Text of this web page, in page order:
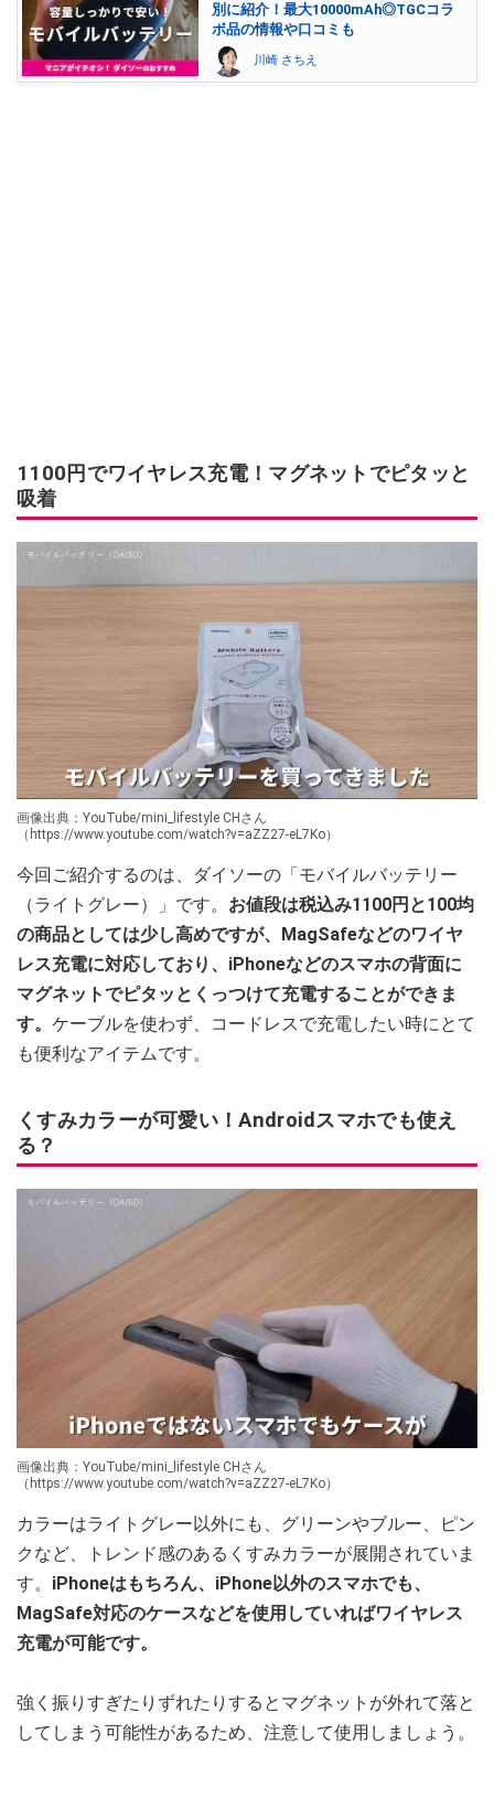
別に紹介！最大10000mAh◎TGCコラ
ボ品の情報や口コミも
川崎 さちえ
1100円でワイヤレス充電！マグネットでピタッと
吸着
画像出典：YouTube/mini_lifestyle CHさん
（https://www.youtube.com/watch?v=aZZ27-eL7Ko）
今回ご紹介するのは、ダイソーの「モバイルバッテリー
（ライトグレー）」です。 お値段は税込み1100円と100均
の商品としては少し高めですが、MagSafeなどのワイヤ
レス充電に対応しており、iPhoneなどのスマホの背面に
マグネットでピタッとくっつけて充電することができま
す。 ケーブルを使わず、コードレスで充電したい時にとて
も便利なアイテムです。
くすみカラーが可愛い！Androidスマホでも使え
る？
画像出典：YouTube/mini_lifestyle CHさん
（https://www.youtube.com/watch?v=aZZ27-eL7Ko）
カラーはライトグレー以外にも、グリーンやブルー、ピン
クなど、トレンド感のあるくすみカラーが展開されていま
す。 iPhoneはもちろん、iPhone以外のスマホでも、
MagSafe対応のケースなどを使用していればワイヤレス
充電が可能です。
強く振りすぎたりずれたりするとマグネットが外れて落と
してしまう可能性があるため、注意して使用しましょう。